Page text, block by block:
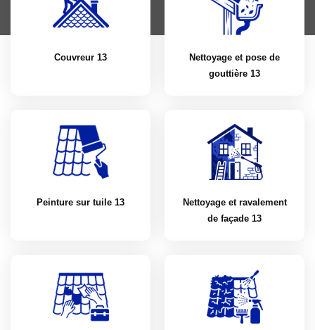
Couvreur 13
Nettoyage et pose de
gouttière 13
Peinture sur tuile 13
Nettoyage et ravalement
de façade 13